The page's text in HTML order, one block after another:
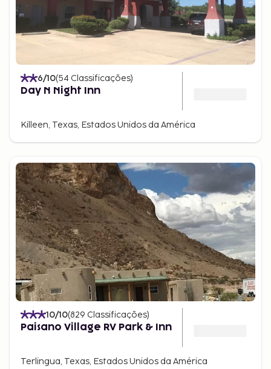
6/10(54 Classificações)
Day N Night Inn
Killeen, Texas, Estados Unidos da América
10/10(829 Classificações)
Paisano Village RV Park & Inn
Terlingua, Texas, Estados Unidos da América